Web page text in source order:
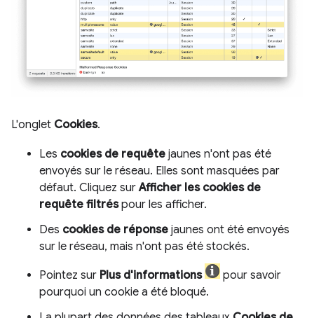
L'onglet Cookies.
Les cookies de requête jaunes n'ont pas été
envoyés sur le réseau. Elles sont masquées par
défaut. Cliquez surAfficher les cookies de
requête filtréspour les afficher.
Des cookies de réponse jaunes ont été envoyés
sur le réseau, mais n'ont pas été stockés.
Pointez sur Plus d'informations
pour savoir
pourquoi un cookie a été bloqué.